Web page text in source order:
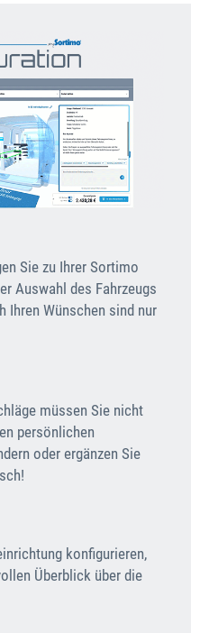
Sie zu Ihrer Sortimo
Auswahl des Fahrzeugs
Ihren Wünschen sind nur
müssen Sie nicht
persön­lichen
oder ergänzen Sie
konfigurieren,
Überblick über die